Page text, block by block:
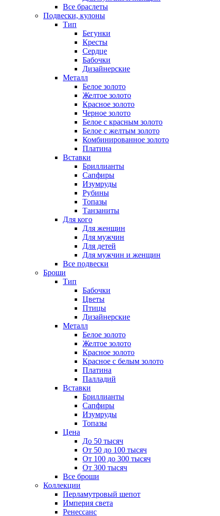
Все браслеты
Подвески, кулоны
Тип
Бегунки
Кресты
Сердце
Бабочки
Дизайнерские
Металл
Белое золото
Желтое золото
Красное золото
Черное золото
Белое с красным золото
Белое с желтым золото
Комбинированное золото
Платина
Вставки
Бриллианты
Сапфиры
Изумруды
Рубины
Топазы
Танзаниты
Для кого
Для женщин
Для мужчин
Для детей
Для мужчин и женщин
Все подвески
Броши
Тип
Бабочки
Цветы
Птицы
Дизайнерские
Металл
Белое золото
Желтое золото
Красное золото
Красное с белым золото
Платина
Палладий
Вставки
Бриллианты
Сапфиры
Изумруды
Топазы
Цена
До 50 тысяч
От 50 до 100 тысяч
От 100 до 300 тысяч
От 300 тысяч
Все броши
Коллекции
Перламутровый шепот
Империя света
Ренессанс